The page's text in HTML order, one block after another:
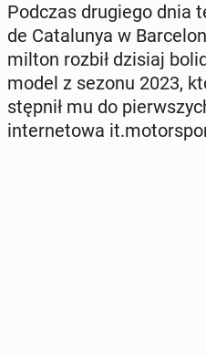
Podczas dru­gie­go dnia
de Ca­ta­lu­nya w
mil­ton rozbił dzisiaj
model z sezonu 2023,
stęp­nił mu do
in­ter­ne­to­wa